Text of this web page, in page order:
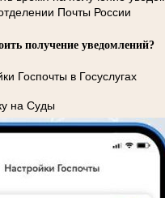
Почты России
получение уведомлений?
Госпочты в Госуслугах
на Суды